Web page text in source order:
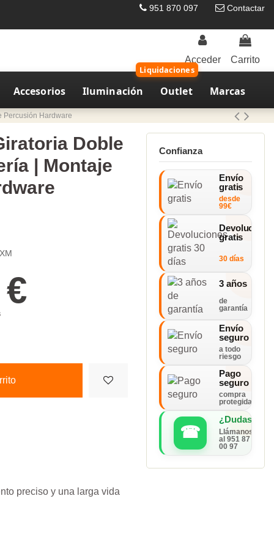
951 870 097 Contactar
Acceder Carrito
Accesorios Iluminación Outlet
Liquidaciones
Marcas
Percusión Hardware
Doble
| Montaje
preciso y una larga vida
Confianza
Envío
gratis
desde
99€
gratis
30 días
3 años
de
garantía
Envío
seguro
a todo
riesgo
Pago
seguro
compra
protegida
☎
¿Dudas?
Llámanos
al 951 87
00 97